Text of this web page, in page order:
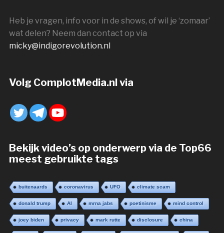
Heb je vragen, info voor in de shows, of wil je ‘zomaar’
wat delen? Neem dan contact op via
micky@indigorevolution.nl
Volg ComplotMedia.nl via
Bekijk video’s op onderwerp via de Top66
meest gebruikte tags
buitenaards coronavirus UFO climate scam
donald trump AI mrna jabs poetinisme mind control
joey biden privacy mark rutte disclosure china